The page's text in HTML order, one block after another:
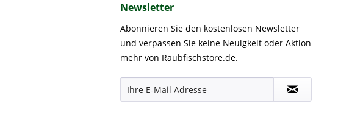
Newsletter
Abonnieren Sie den kostenlosen Newsletter
und verpassen Sie keine Neuigkeit oder Aktion
mehr von Raubfischstore.de.